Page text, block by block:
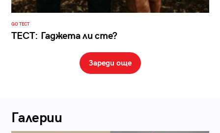
GO ТЕСТ
ТЕСТ: Гаджета ли сте?
Зареди още
Галерии